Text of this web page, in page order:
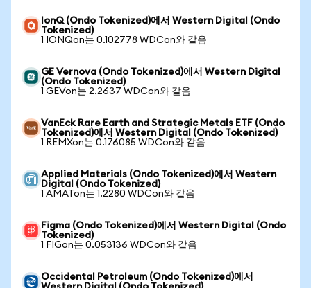
IonQ (Ondo Tokenized)에서 Western Digital (Ondo
Tokenized)
1 IONQon는 0.102778 WDCon와 같음
GE Vernova (Ondo Tokenized)에서 Western Digital
(Ondo Tokenized)
1 GEVon는 2.2637 WDCon와 같음
VanEck Rare Earth and Strategic Metals ETF (Ondo
Tokenized)에서 Western Digital (Ondo Tokenized)
1 REMXon는 0.176085 WDCon와 같음
Applied Materials (Ondo Tokenized)에서 Western
Digital (Ondo Tokenized)
1 AMATon는 1.2280 WDCon와 같음
Figma (Ondo Tokenized)에서 Western Digital (Ondo
Tokenized)
1 FIGon는 0.053136 WDCon와 같음
Occidental Petroleum (Ondo Tokenized)에서